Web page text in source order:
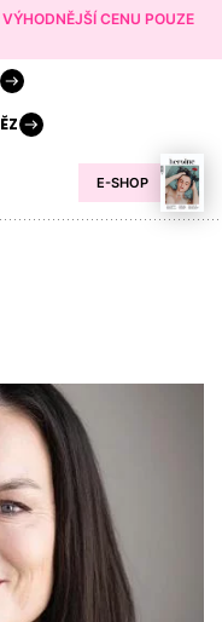
CENU POUZE
E-SHOP